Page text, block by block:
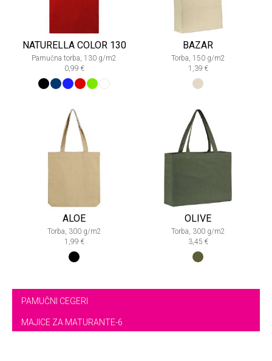
NATURELLA COLOR 130
Pamučna torba, 130 g/m2
0,99 €
BAZAR
Torba, 150 g/m2
1,39 €
ALOE
Torba, 300 g/m2
1,99 €
OLIVE
Torba, 300 g/m2
3,45 €
PAMUČNI CEGERI
MAJICE ZA MATURANTE-6